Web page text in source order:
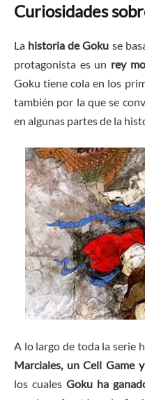
Curiosidades
La historia de Goku se
protagonista es un rey
Goku tiene cola en los
también por la que se
en algunas partes de la
A lo largo de toda la serie
Marciales, un Cell Game
los cuales Goku ha